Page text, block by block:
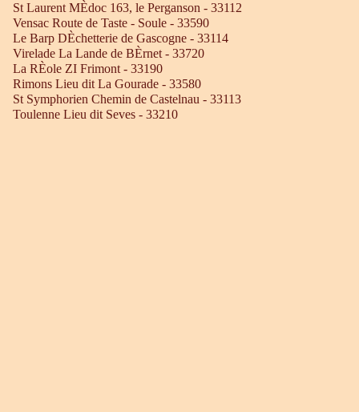
St Laurent MÈdoc 163, le Perganson - 33112
Vensac Route de Taste - Soule - 33590
Le Barp DÈchetterie de Gascogne - 33114
Virelade La Lande de BÈrnet - 33720
La RÈole ZI Frimont - 33190
Rimons Lieu dit La Gourade - 33580
St Symphorien Chemin de Castelnau - 33113
Toulenne Lieu dit Seves - 33210